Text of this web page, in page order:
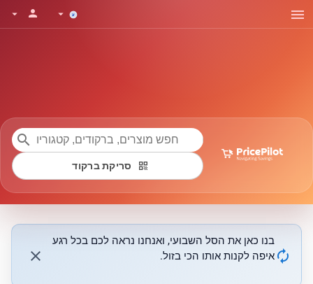
menu
arrow_drop_down
person
arrow_drop_down
search
qr_code סריקת ברקוד
autorenew
בנו כאן את הסל השבועי, ואנחנו נראה לכם בכל רגע
איפה לקנות אותו הכי בזול.
close